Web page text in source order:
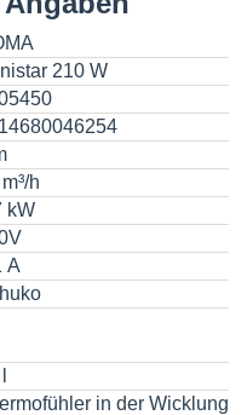
210 W
h
kW
A
in der Wicklung